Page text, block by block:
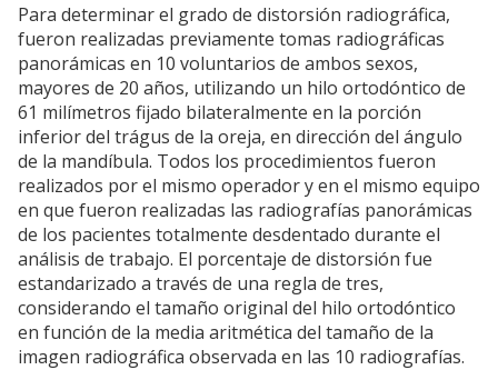
Para determinar el grado de distorsión radiográfica,
fueron realizadas previamente tomas radiográficas
panorámicas en 10 voluntarios de ambos sexos,
mayores de 20 años, utilizando un hilo ortodóntico de
61 milímetros fijado bilateralmente en la porción
inferior del trágus de la oreja, en dirección del ángulo
de la mandíbula. Todos los procedimientos fueron
realizados por el mismo operador y en el mismo equipo
en que fueron realizadas las radiografías panorámicas
de los pacientes totalmente desdentado durante el
análisis de trabajo. El porcentaje de distorsión fue
estandarizado a través de una regla de tres,
considerando el tamaño original del hilo ortodóntico
en función de la media aritmética del tamaño de la
imagen radiográfica observada en las 10 radiografías.